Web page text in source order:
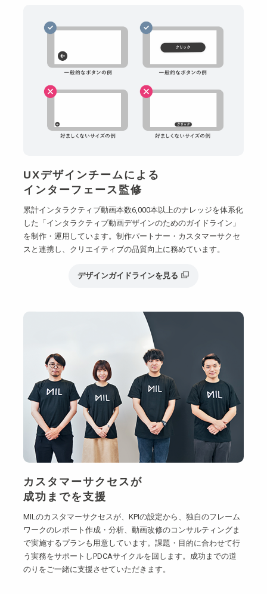
UXデザインチームによる
インターフェース監修
累計インタラクティブ動画本数6,000本以上のナレッジを体系化
した「インタラクティブ動画デザインのためのガイドライン」
を制作・運用しています。制作パートナー・カスタマーサクセ
スと連携し、クリエイティブの品質向上に務めています。
デザインガイドラインを見る
カスタマーサクセスが
成功までを支援
MILのカスタマーサクセスが、KPIの設定から、独自のフレーム
ワークのレポート作成・分析、動画改修のコンサルティングま
で実施するプランも用意しています。課題・目的に合わせて行
う実務をサポートしPDCAサイクルを回します。成功までの道
のりをご一緒に支援させていただきます。